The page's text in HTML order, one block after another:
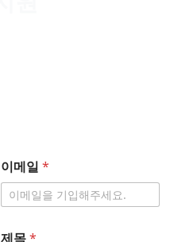
이메일 *
제목*